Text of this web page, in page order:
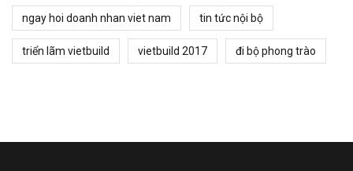
ngay hoi doanh nhan viet nam tin tức nội bộ
triển lãm vietbuild vietbuild 2017 đi bộ phong trào